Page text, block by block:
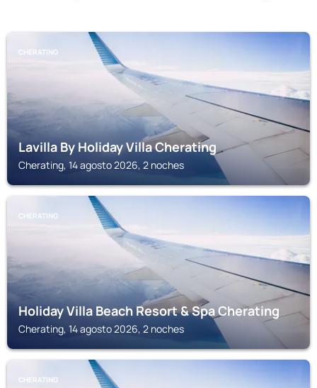
CHERATING
Lavilla By Holiday Villa Cherating
Cherating, 14 agosto 2026, 2 noches
CHERATING
Holiday Villa Beach Resort & Spa Cherating
Cherating, 14 agosto 2026, 2 noches
CHERATING